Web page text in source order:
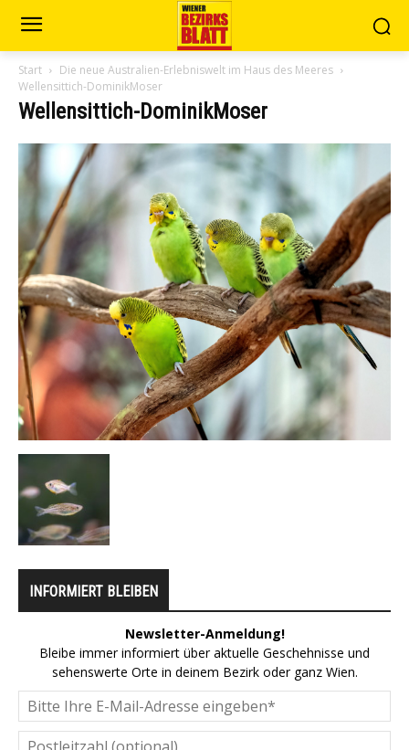
Start
Die neue Australien-Erlebniswelt im Haus des Meeres
Wellensittich-DominikMoser
Wellensittich-DominikMoser
INFORMIERT BLEIBEN
Newsletter-Anmeldung!
Bleibe immer informiert über aktuelle Geschehnisse und
sehenswerte Orte in deinem Bezirk oder ganz Wien.